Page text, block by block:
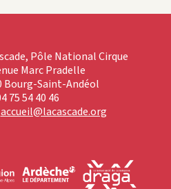
Pôle National Cirque
Marc Pradelle
Bourg-Saint-Andéol
75 54 40 46
accueil@lacascade.org